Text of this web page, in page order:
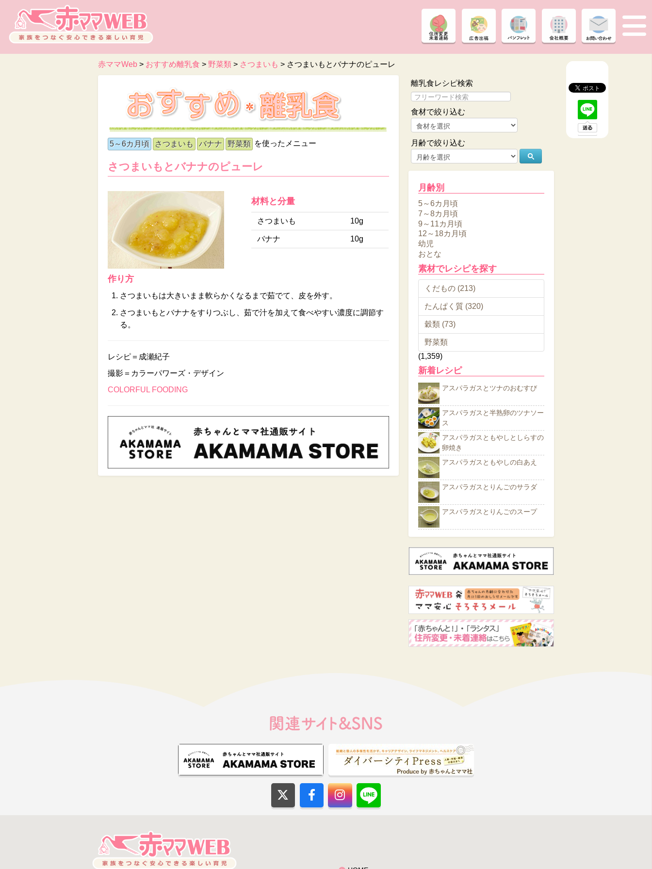
赤ママWeb > おすすめ離乳食 > 野菜類 > さつまいも > さつまいもとバナナのピューレ
5～6カ月頃 さつまいも バナナ 野菜類 を使ったメニュー
さつまいもとバナナのピューレ
材料と分量
さつまいも 10g
バナナ 10g
作り方
さつまいもは大きいまま軟らかくなるまで茹でて、皮を外す。
さつまいもとバナナをすりつぶし、茹で汁を加えて食べやすい濃度に調節す
る。
レシピ＝成瀬紀子
撮影＝カラーパワーズ・デザイン
COLORFUL FOODING
離乳食レシピ検索
食材で絞り込む
月齢で絞り込む
月齢別
5～6カ月頃
7～8カ月頃
9～11カ月頃
12～18カ月頃
幼児
おとな
素材でレシピを探す
くだもの (213)
たんぱく質 (320)
穀類 (73)
野菜類
(1,359)
新着レシピ
アスパラガスとツナのおむすび
アスパラガスと半熟卵のツナソー
ス
アスパラガスともやしとしらすの
卵焼き
アスパラガスともやしの白あえ
アスパラガスとりんごのサラダ
アスパラガスとりんごのスープ